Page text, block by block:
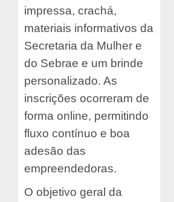
impressa, crachá,
materiais informativos da
Secretaria da Mulher e
do Sebrae e um brinde
personalizado. As
inscrições ocorreram de
forma online, permitindo
fluxo contínuo e boa
adesão das
empreendedoras.
O objetivo geral da